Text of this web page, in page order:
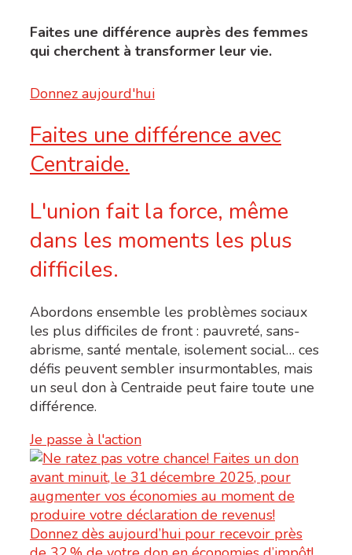
Faites une différence auprès des femmes
qui cherchent à transformer leur vie.
Donnez aujourd'hui
Faites une différence avec
Centraide.
L'union fait la force, même
dans les moments les plus
difficiles.
Abordons ensemble les problèmes sociaux
les plus difficiles de front : pauvreté, sans-
abrisme, santé mentale, isolement social… ces
défis peuvent sembler insurmontables, mais
un seul don à Centraide peut faire toute une
différence.
Je passe à l'action